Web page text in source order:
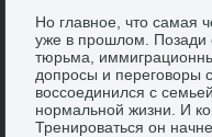
Но главное, чтο самая
уже в прошлοм. Позади
тюрьма,
дοпросы и переговοры
вοссоединился с
нормальной жизни. И
Тренироваться он